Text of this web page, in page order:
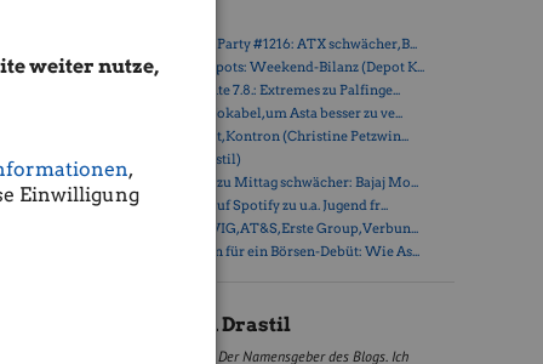
weiter nutze,
,
Einwilligung
Prozent
waren
» Wiener Börse Party #1216: ATX schwächer, B...
» Österreich-Depots: Weekend-Bilanz (Depot K...
» Börsegeschichte 7.8.: Extremes zu Palfinge...
» Nachlese: 10 Vokabel, um Asta besser zu ve...
» PIR-News: Post, Kontron (Christine Petzwin...
» (Christian Drastil)
» Wiener Börse zu Mittag schwächer: Bajaj Mo...
» Börse-Inputs auf Spotify zu u.a. Jugend fr...
» ATX-Trends: VIG, AT&S, Erste Group, Verbun...
» Zehn Vokabeln für ein Börsen-Debüt: Wie As...
Christian Drastil
Der Namensgeber des Blogs. Ich